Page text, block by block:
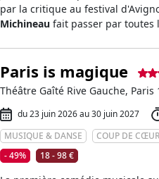
par la critique au festival
Michineau fait passer par toutes
Paris is magique
Théâtre Gaîté Rive Gauche, Paris
du 23 juin 2026 au 30 juin 2027
MUSIQUE & DANSE
COUP DE CŒUR
- 49%
18 - 98 €